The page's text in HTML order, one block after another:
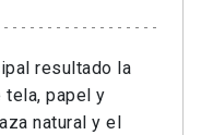
resultado la
tela, papel y
natural y el